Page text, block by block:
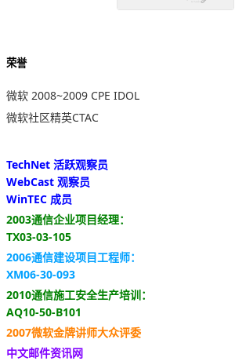
荣誉
微软 2008~2009 CPE IDOL
微软社区精英CTAC
TechNet 活跃观察员
WebCast 观察员
WinTEC 成员
2003通信企业项目经理：
TX03-03-105
2006通信建设项目工程师：
XM06-30-093
2010通信施工安全生产培训：
AQ10-50-B101
2007微软金牌讲师大众评委
中文邮件资讯网